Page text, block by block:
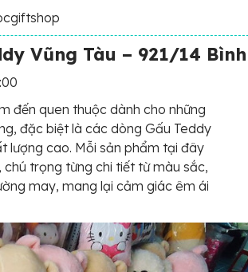
Vũng Tàu – 921/14
đến quen thuộc dành cho những
đặc biệt là các dòng Gấu Teddy
lượng cao. Mỗi sản phẩm tại đây
trọng từng chi tiết từ màu sắc,
may, mang lại cảm giác êm ái